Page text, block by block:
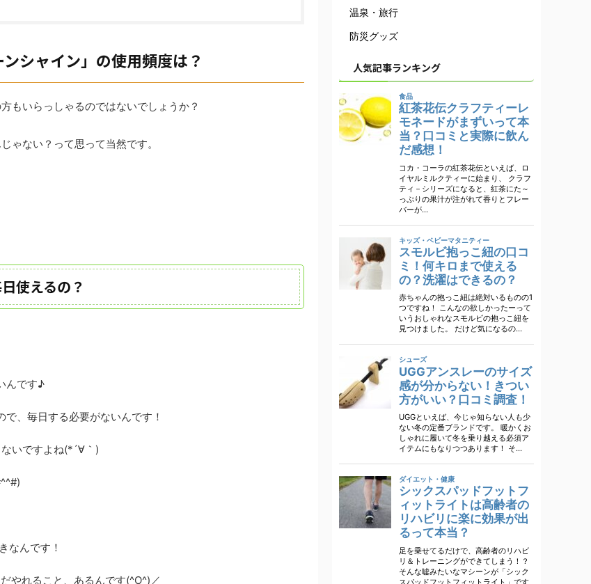
シャイン」の使用頻度は？
もいらっしゃるのではないでしょうか？
ゃない？って思って当然です。
使えるの？
んです♪
、毎日する必要がないんです！
いですよね(*´∀｀)
なんです！
やれること、あるんです(^O^)／
温泉・旅行
防災グッズ
人気記事ランキング